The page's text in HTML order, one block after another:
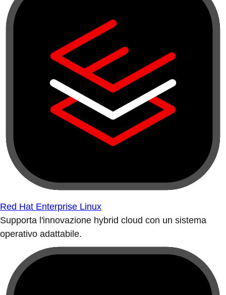
Red Hat Enterprise Linux
Supporta l'innovazione hybrid cloud con un sistema
operativo adattabile.